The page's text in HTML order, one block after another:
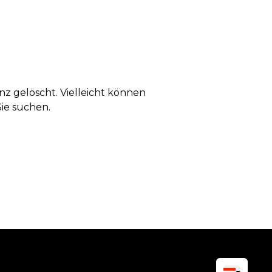
gelöscht. Vielleicht können
suchen.